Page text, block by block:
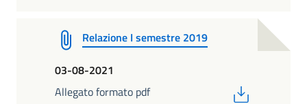
Relazione I semestre 2019
03-08-2021
Allegato formato pdf